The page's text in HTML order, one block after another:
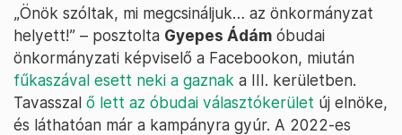
„Önök szóltak, mi megcsináljuk… az önkormányzat
helyett!” – posztolta Gyepes Ádám óbudai
önkormányzati képviselő a Facebookon, miután
fűkaszával esett neki a gaznak a III. kerületben.
Tavasszal ő lett az óbudai választókerület új elnöke,
és láthatóan már a kampányra gyúr. A 2022-es